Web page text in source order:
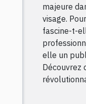
majeure
visage.
fascine-t-
elle un
Découvrez